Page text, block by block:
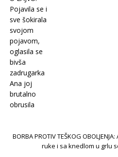
BORBA PROTIV TEŠKOG
ruke i sa knedlom u grlu